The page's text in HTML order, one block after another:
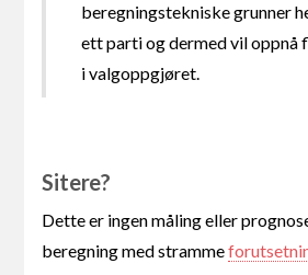
beregningstekniske grunner
ett parti og dermed vil oppnå
i valgoppgjøret.
Sitere?
Dette er ingen måling eller
beregning med stramme